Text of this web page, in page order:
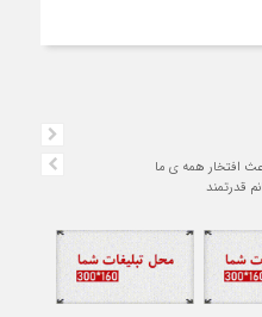
افتخار همه ی ما
قدرتمند